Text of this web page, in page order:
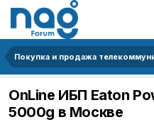
OnLine ИБП Eaton
5000g в Москве